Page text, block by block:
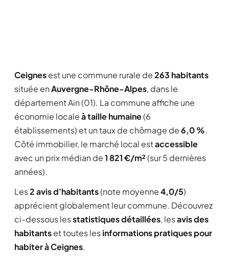
Ceignesest une commune rurale de263 habitants
située enAuvergne-Rhône-Alpes, dans le
département Ain (01). La commune affiche une
économie localeà taille humaine(6
établissements) et un taux de chômage de6,0 %.
Côté immobilier, le marché local estaccessible
avec un prix médian de1 821 €/m²(sur 5 dernières
années).
Les2 avis d'habitants(note moyenne4,0/5)
apprécient globalement leur commune. Découvrez
ci-dessous lesstatistiques détaillées, lesavis des
habitantset toutes lesinformations pratiques pour
habiter à Ceignes.